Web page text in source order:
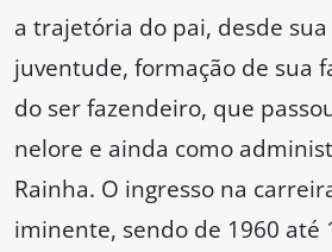
a trajetória do pai, desde
juventude, formação de sua
do ser fazendeiro, que
nelore e ainda como
Rainha. O ingresso na
iminente, sendo de 1960 até